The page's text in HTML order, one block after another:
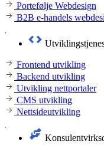
Portefølje Webdesign
B2B e-handels
Frontend utvikling
Backend utvikling
Utvikling nettportaler
CMS utvikling
Nettsideutvikling